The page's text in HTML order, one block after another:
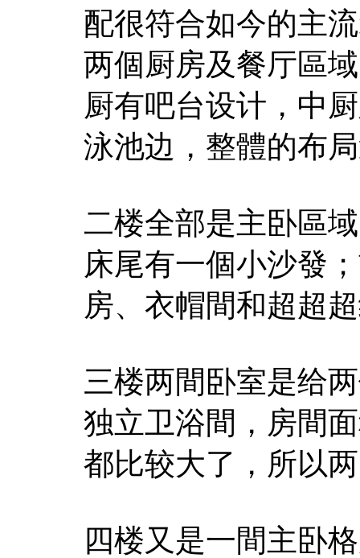
配很符合如今的主
两個厨房及餐厅區
厨有吧台设计，中
泳池边，整體的布
二楼全部是主卧區
床尾有一個小沙發
房、衣帽間和超超
三楼两間卧室是给
独立卫浴間，房間
都比较大了，所以
四楼又是一間主卧